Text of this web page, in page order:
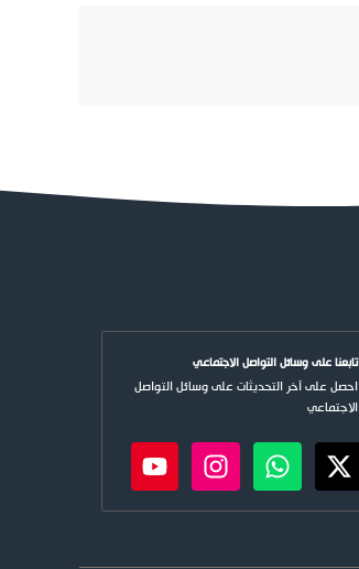
تابعنا على وسائل التواصل الاجتماعي
احصل على آخر التحديثات على وسائل التواصل
الاجتماعي